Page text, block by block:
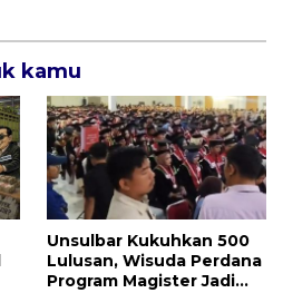
kamu
Unsulbar Kukuhkan 500
Lulusan, Wisuda Perdana
Program Magister Jadi